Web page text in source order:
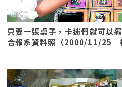
只要一張桌子，卡迷們就可以
合報系資料照（2000/11/25